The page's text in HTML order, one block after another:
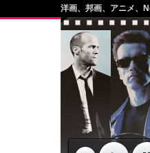
洋画、邦画、アニメ、